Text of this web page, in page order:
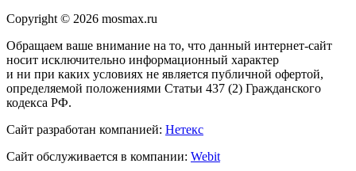
Copyright © 2026 mosmax.ru
Обращаем ваше внимание на то, что данный интернет-сайт
носит исключительно информационный характер
и ни при каких условиях не является публичной офертой,
определяемой положениями Статьи 437 (2) Гражданского
кодекса РФ.
Сайт разработан компанией: Нетекс
Сайт обслуживается в компании: Webit